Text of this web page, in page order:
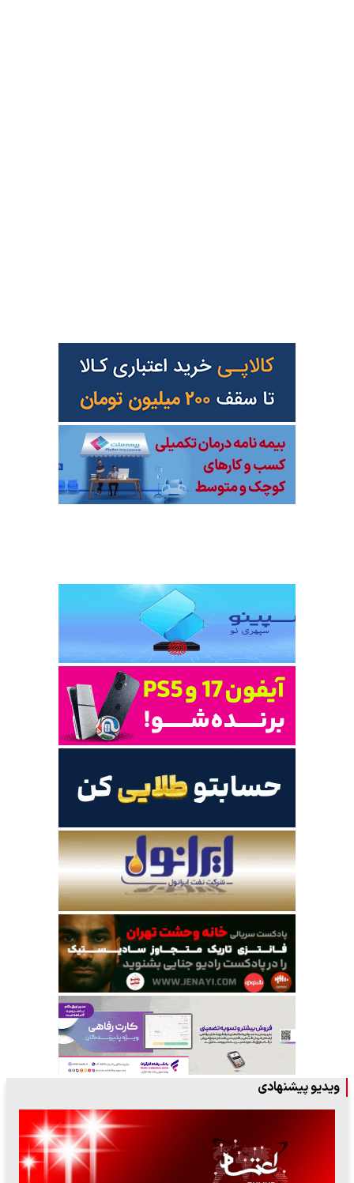
ویدیو پیشنهادی